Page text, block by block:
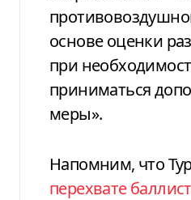
основе оценки
при
приниматься
меры».
Напомним, что
перехвате